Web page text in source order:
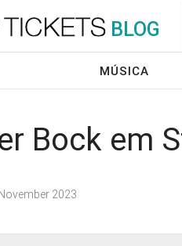
BLOG
MÚSICA
Bock em
2023